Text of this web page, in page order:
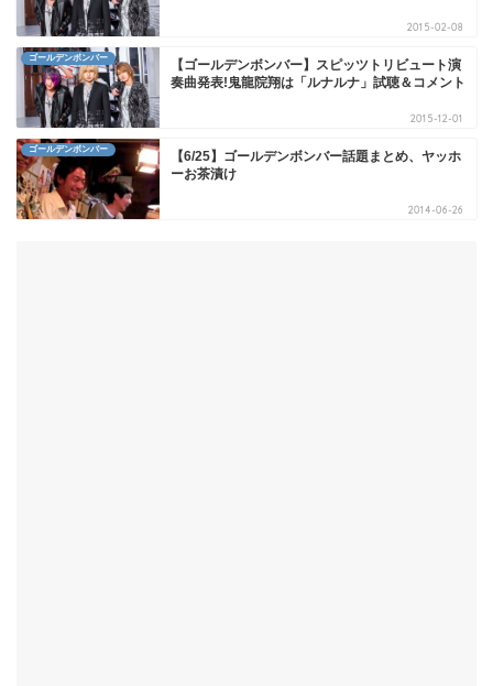
2015-02-08
ゴールデンボンバー
【ゴールデンボンバー】スピッツトリビュート演
奏曲発表!鬼龍院翔は「ルナルナ」試聴＆コメント
2015-12-01
ゴールデンボンバー
【6/25】ゴールデンボンバー話題まとめ、ヤッホ
ーお茶漬け
2014-06-26